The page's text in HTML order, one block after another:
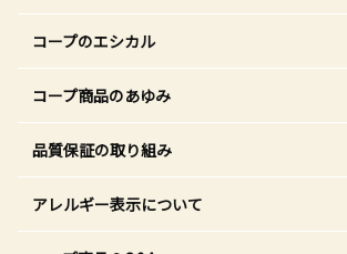
コープのエシカル
コープ商品のあゆみ
品質保証の取り組み
アレルギー表示について